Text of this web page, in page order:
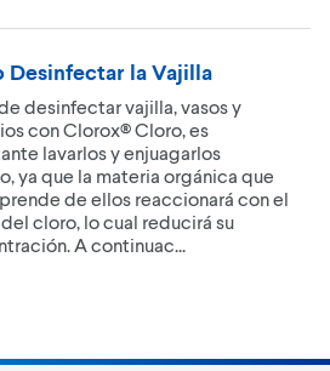
Desinfectar la Vajilla
desinfectar vajilla, vasos y
con Clorox® Cloro, es
lavarlos y enjuagarlos
ya que la materia orgánica que
de ellos reaccionará con el
cloro, lo cual reducirá su
A continuac...